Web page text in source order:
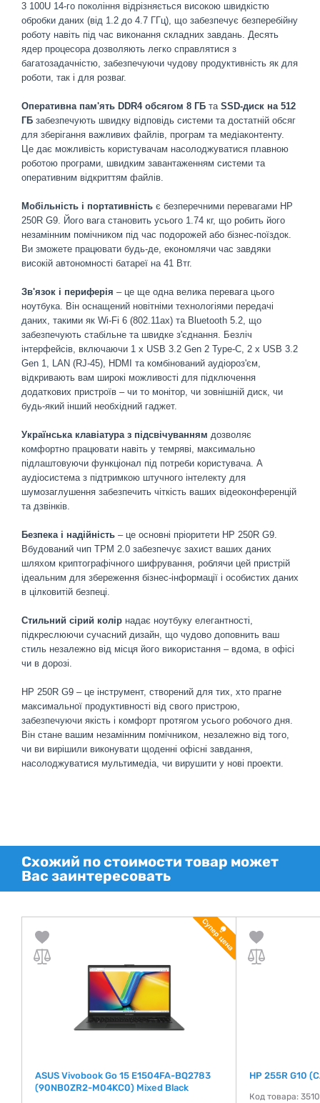
3 100U 14-го покоління відрізняється високою швидкістю
обробки даних (від 1.2 до 4.7 ГГц), що забезпечує безперебійну
роботу навіть під час виконання складних завдань. Десять
ядер процесора дозволяють легко справлятися з
багатозадачністю, забезпечуючи чудову продуктивність як для
роботи, так і для розваг.
Оперативна пам'ять DDR4 обсягом 8 ГБ та SSD-диск на 512
ГБ забезпечують швидку відповідь системи та достатній обсяг
для зберігання важливих файлів, програм та медіаконтенту.
Це дає можливість користувачам насолоджуватися плавною
роботою програми, швидким завантаженням системи та
оперативним відкриттям файлів.
Мобільність і портативність є безперечними перевагами HP
250R G9. Його вага становить усього 1.74 кг, що робить його
незамінним помічником під час подорожей або бізнес-поїздок.
Ви зможете працювати будь-де, економлячи час завдяки
високій автономності батареї на 41 Втг.
Зв'язок і периферія – це ще одна велика перевага цього
ноутбука. Він оснащений новітніми технологіями передачі
даних, такими як Wi-Fi 6 (802.11ax) та Bluetooth 5.2, що
забезпечують стабільне та швидке з'єднання. Безліч
інтерфейсів, включаючи 1 x USB 3.2 Gen 2 Type-C, 2 x USB 3.2
Gen 1, LAN (RJ-45), HDMI та комбінований аудіороз'єм,
відкривають вам широкі можливості для підключення
додаткових пристроїв – чи то монітор, чи зовнішній диск, чи
будь-який інший необхідний гаджет.
Українська клавіатура з підсвічуванням дозволяє
комфортно працювати навіть у темряві, максимально
підлаштовуючи функціонал під потреби користувача. А
аудіосистема з підтримкою штучного інтелекту для
шумозаглушення забезпечить чіткість ваших відеоконференцій
та дзвінків.
Безпека і надійність – це основні пріоритети HP 250R G9.
Вбудований чип TPM 2.0 забезпечує захист ваших даних
шляхом криптографічного шифрування, роблячи цей пристрій
ідеальним для збереження бізнес-інформації і особистих даних
в цілковитій безпеці.
Стильний сірий колір надає ноутбуку елегантності,
підкреслюючи сучасний дизайн, що чудово доповнить ваш
стиль незалежно від місця його використання – вдома, в офісі
чи в дорозі.
HP 250R G9 – це інструмент, створений для тих, хто прагне
максимальної продуктивності від свого пристрою,
забезпечуючи якість і комфорт протягом усього робочого дня.
Він стане вашим незамінним помічником, незалежно від того,
чи ви вирішили виконувати щоденні офісні завдання,
насолоджуватися мультимедіа, чи вирушити у нові проекти.
Схожий по стоимости товар может
Вас заинтересовать
ASUS Vivobook Go 15 E1504FA-BQ2783
(90NB0ZR2-M04KC0) Mixed Black
HP 255R G10
Код товара: